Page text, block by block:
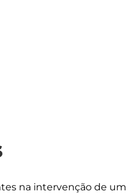
na intervenção de um